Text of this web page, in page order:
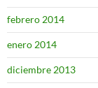
febrero 2014
enero 2014
diciembre 2013